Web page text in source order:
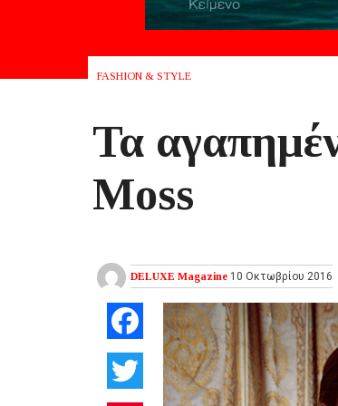
FASHION & STYLE
Τα
Moss
DELUXE Magazine 10 Οκτωβρίου 2016
Facebook
Twitter